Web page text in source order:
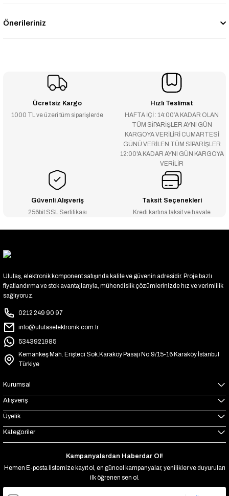
Önerileriniz
Ücretsiz Kargo
1000 TL ve üzeri tüm siparişlerde
Hızlı Teslimat
HAFTA İÇİ : 14:00’A KADAR OLAN
TÜM SİPARİŞLER AYNI GÜN
KARGOYA VERİLİRİ CUMARTESİ
GÜNÜ VERİLEN TÜM SİPARİŞLER
12:00'A KADAR AYNI GÜN KARGOYA
VERİLİR
Güvenli Alışveriş
256bit SSL Sertifikası
Taksit Seçenekleri
Kredi kartına taksit ve havale
Ulutaş, elektronik komponent satışında kalite ve güvenin adresidir. Proje bazlı
fiyatlandırma ve stok avantajlarıyla, mühendislik çözümlerinizde hız ve verimlilik
sağlıyoruz.
0212 249 90 97
info@ulutaselektronik.com.tr
5343921985
Kemankeş Mah. Erişteci Sok.Karaköy Pasajı No:9/15-16 Karaköy İstanbul
Türkiye
Kurumsal
Alışveriş
Üyelik
Kategoriler
Kampanyalardan Haberdar Ol!
Hemen E-posta listemize kayıt ol, en güncel kampanyalar, yenilikler ve duyuruları
ilk öğrenen sen ol.